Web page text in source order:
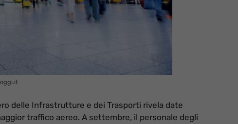
delle Infrastrutture e dei Trasporti rivela date
traffico aereo. A settembre, il personale degli